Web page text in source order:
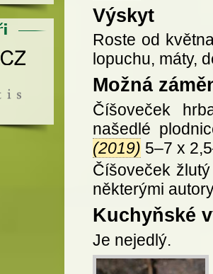
Výskyt
Roste od
lopuchu, máty,
Možná
Číšoveček
našedlé
(2019) 5–7 x
Číšoveček
některými
Kuchyňské
Je nejedlý.